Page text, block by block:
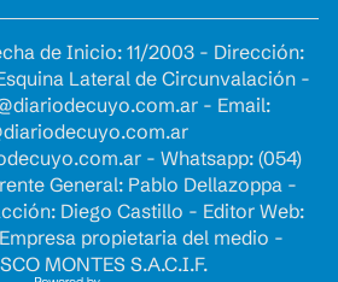
de Inicio: 11/2003 - Dirección:
Lateral de Circunvalación -
- Email:
- Whatsapp: (054)
General: Pablo Dellazoppa -
Diego Castillo - Editor Web:
propietaria del medio -
MONTES S.A.C.I.F.